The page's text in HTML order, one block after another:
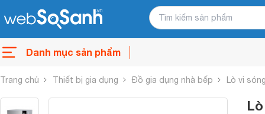
Danh mục sản phẩm
Trang chủ Thiết bị gia dụng Đồ gia dụng nhà bếp Lò vi